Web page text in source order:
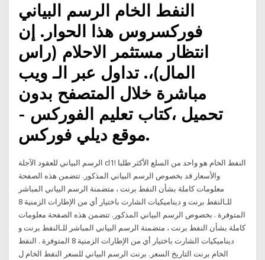
النفط الخام الرسم البياني
فوركسروس هذا الحوار. إن
انتظار مستثمر الاحلام (راس
المال)،. تداول عبر الـ ويب
مباشرة خلال المتصفح بدون
تحميل ،كتاب تعليم الفوركس -
موقع ديلي فوركس.
والأسعار قد بخصوص الرسم البياني المذكور. تتضمن هذه الصفحة
معلومات كاملة بشأن النفط برنت ، متضمنة الرسم البياني المباشر
للـالنفط برنت و ديناميكيات الشارت باختيار أي من الإطارات الزمنية 8
المتوفرة . بخصوص الرسم البياني المذكور. تتضمن هذه الصفحة معلومات
كاملة بشأن النفط برنت ، متضمنة الرسم البياني المباشر للـالنفط برنت و
ديناميكيات الشارت باختيار أي من الإطارات الزمنية 8 المتوفرة . النفط
الخام برنت التاريخ السعر. برنت الرسم البياني للسعر النفط الخام ل